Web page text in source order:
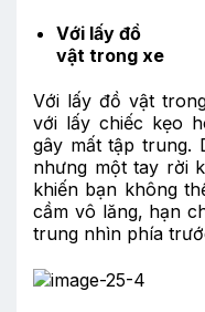
Với lấy đồ
vật trong xe
Với lấy đồ vật
với lấy chiếc kẹo
gây mất tập trung.
nhưng một tay rời
khiến bạn không
cầm vô lăng, hạn
trung nhìn phía